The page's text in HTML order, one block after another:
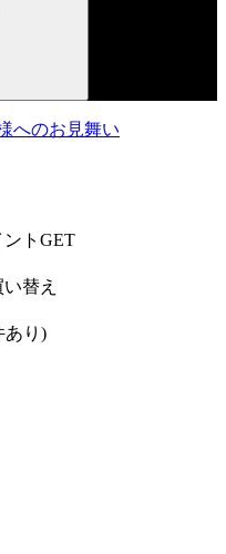
へのお見舞い
ントGET
替え
あり)